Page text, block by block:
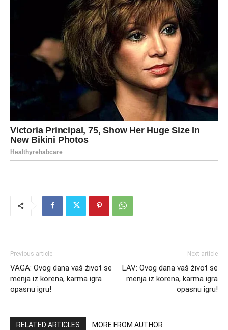
Previous article
VAGA: Ovog dana vaš život se
menja iz korena, karma igra
opasnu igru!
Next article
LAV: Ovog dana vaš život se
menja iz korena, karma igra
opasnu igru!
RELATED ARTICLES MORE FROM AUTHOR